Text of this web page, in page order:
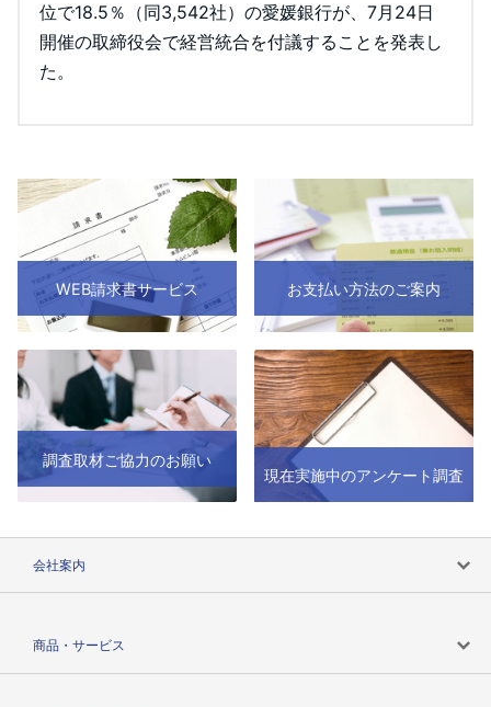
位で18.5％（同3,542社）の愛媛銀行が、7月24日
開催の取締役会で経営統合を付議することを発表し
た。
WEB請求書サービス お支払い方法のご案内
調査取材ご協力のお願い
現在実施中のアンケート調査
会社案内
商品・サービス